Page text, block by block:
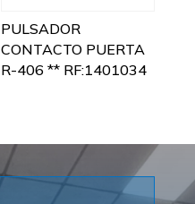
PULSADOR
CONTACTO PUERTA
R-406 ** RF:1401034